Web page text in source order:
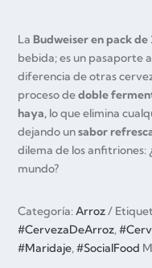
La Budweiser en pack
bebida; es un pasaporte
diferencia de otras
proceso dedoble
haya, lo que elimina
dejando unsabor
dilema de los anfitriones:
mundo?
Categoría:Arroz
#CervezaDeArroz,
#Maridaje,#SocialFood